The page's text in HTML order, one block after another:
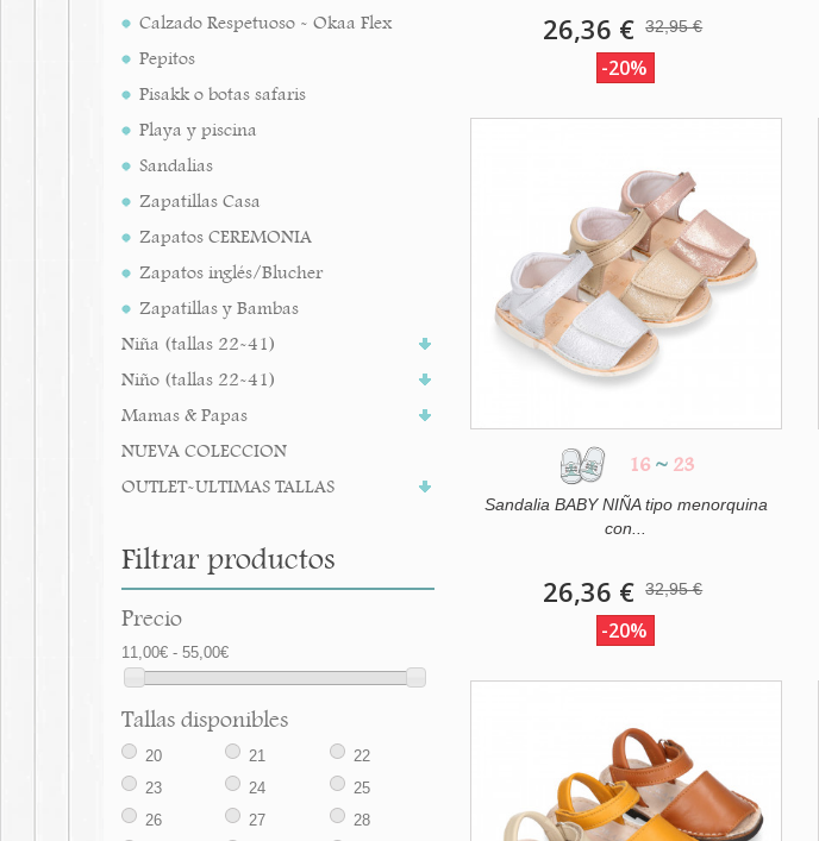
Calzado Respetuoso - Okaa Flex
Pepitos
Pisakk o botas safaris
Playa y piscina
Sandalias
Zapatillas Casa
Zapatos CEREMONIA
Zapatos inglés/Blucher
Zapatillas y Bambas
Niña (tallas 22-41)
Niño (tallas 22-41)
Mamas & Papas
NUEVA COLECCION
OUTLET-ULTIMAS TALLAS
Filtrar productos
Precio
11,00€ - 55,00€
Tallas disponibles
20 21
22
23
24
25
26
27
28
26,36 € 32,95 €
-20%
16 ~23
Sandalia BABY NIÑA tipo menorquina
con...
26,36 € 32,95 €
-20%